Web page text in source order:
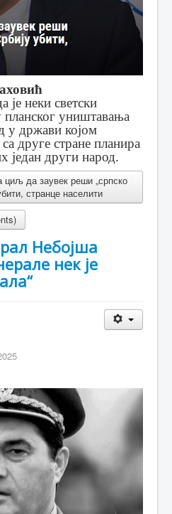
је неки светски
планског уништавања
у држави којом
друге стране планира
један други народ.
да заувек реши „српско
странце населити
Небојша
нек је